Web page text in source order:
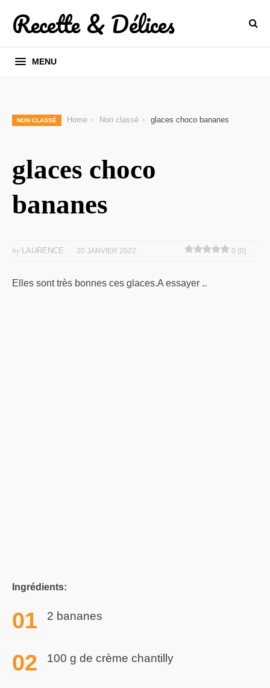
Recette & Délices
MENU
NON CLASSÉ Home Non classé glaces choco bananes
glaces choco
bananes
by LAURENCE 20 JANVIER 2022 0 (0)
Elles sont très bonnes ces glaces.A essayer ..
Ingrédients:
2 bananes
100 g de crème chantilly